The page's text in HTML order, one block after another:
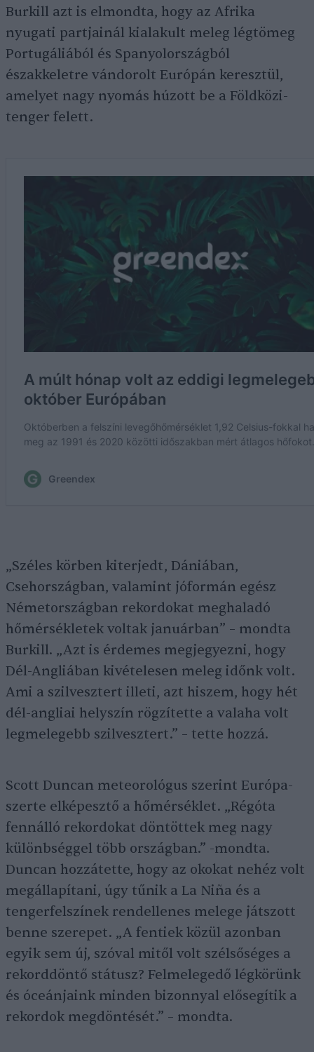
Burkill azt is elmondta, hogy az Afrika
nyugati partjainál kialakult meleg légtömeg
Portugáliából és Spanyolországból
északkeletre vándorolt Európán keresztül,
amelyet nagy nyomás húzott be a Földközi-
tenger felett.
„Széles körben kiterjedt, Dániában,
Csehországban, valamint jóformán egész
Németországban rekordokat meghaladó
hőmérsékletek voltak januárban” – mondta
Burkill. „Azt is érdemes megjegyezni, hogy
Dél-Angliában kivételesen meleg időnk volt.
Ami a szilvesztert illeti, azt hiszem, hogy hét
dél-angliai helyszín rögzítette a valaha volt
legmelegebb szilvesztert.” – tette hozzá.
Scott Duncan meteorológus szerint Európa-
szerte elképesztő a hőmérséklet. „Régóta
fennálló rekordokat döntöttek meg nagy
különbséggel több országban.” -mondta.
Duncan hozzátette, hogy az okokat nehéz volt
megállapítani, úgy tűnik a La Niña és a
tengerfelszínek rendellenes melege játszott
benne szerepet. „A fentiek közül azonban
egyik sem új, szóval mitől volt szélsőséges a
rekorddöntő státusz? Felmelegedő légkörünk
és óceánjaink minden bizonnyal elősegítik a
rekordok megdöntését.” – mondta.